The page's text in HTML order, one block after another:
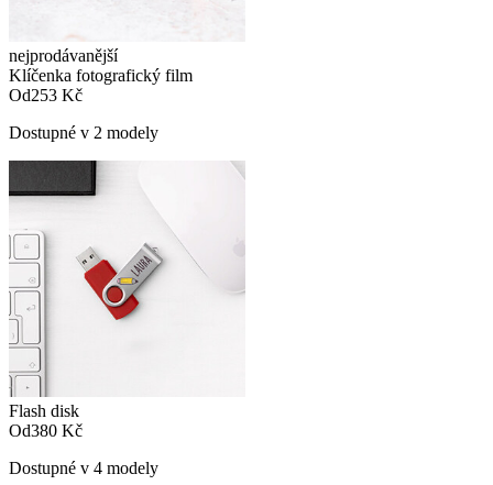
nejprodávanější
Klíčenka fotografický film
Od253 Kč
Dostupné v 2 modely
Flash disk
Od380 Kč
Dostupné v 4 modely